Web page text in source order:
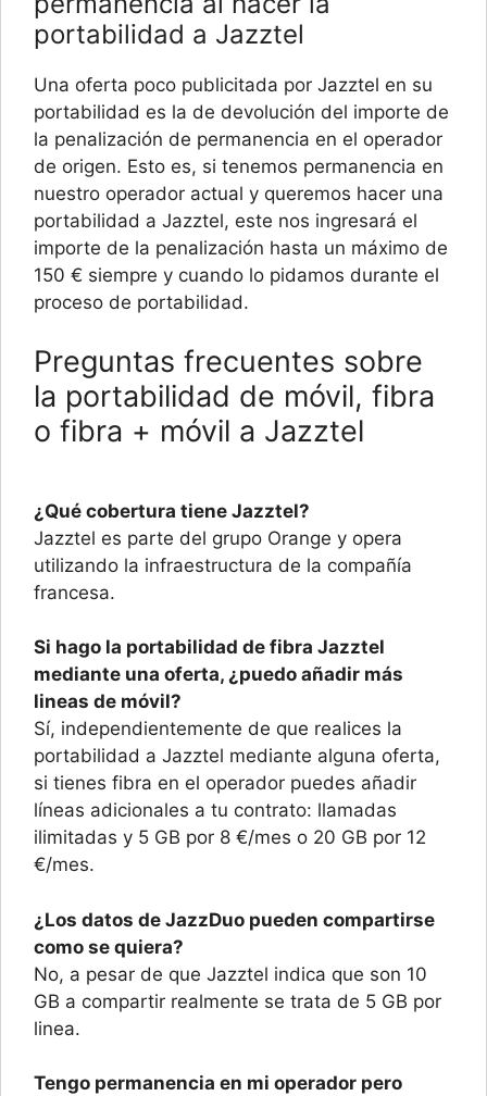
portabilidad a Jazztel
Una oferta poco publicitada por Jazztel en su
portabilidad es la de devolución del importe de
la penalización de permanencia en el operador
de origen. Esto es, si tenemos permanencia en
nuestro operador actual y queremos hacer una
portabilidad a Jazztel, este nos ingresará el
importe de la penalización hasta un máximo de
150 € siempre y cuando lo pidamos durante el
proceso de portabilidad.
Preguntas frecuentes sobre
la portabilidad de móvil, fibra
o fibra + móvil a Jazztel
¿Qué cobertura tiene Jazztel?
Jazztel es parte del grupo Orange y opera
utilizando la infraestructura de la compañía
francesa.
Si hago la portabilidad de fibra Jazztel
mediante una oferta, ¿puedo añadir más
lineas de móvil?
Sí, independientemente de que realices la
portabilidad a Jazztel mediante alguna oferta,
si tienes fibra en el operador puedes añadir
líneas adicionales a tu contrato: llamadas
ilimitadas y 5 GB por 8 €/mes o 20 GB por 12
€/mes.
¿Los datos de JazzDuo pueden compartirse
como se quiera?
No, a pesar de que Jazztel indica que son 10
GB a compartir realmente se trata de 5 GB por
linea.
Tengo permanencia en mi operador pero